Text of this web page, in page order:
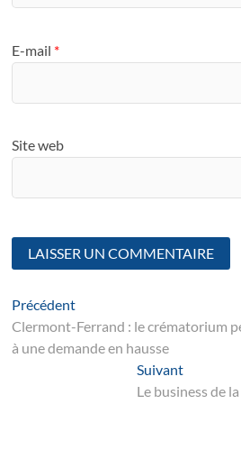
E-mail *
Site web
Navigation
de
PrécédentArticle
suivant
Clermont-Ferrand : le crématorium
à une demande en hausse
SuivantSuivant
post:
Le business de